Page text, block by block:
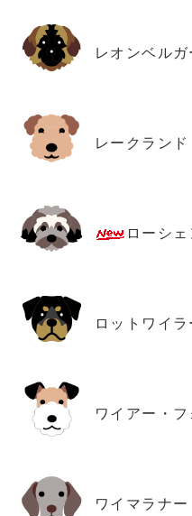
レオンベルガ
レークラン
ローシェ
ロットワイラ
ワイアー・
ワイマラナー